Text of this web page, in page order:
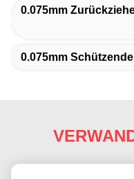
0.075mm
0.075mm